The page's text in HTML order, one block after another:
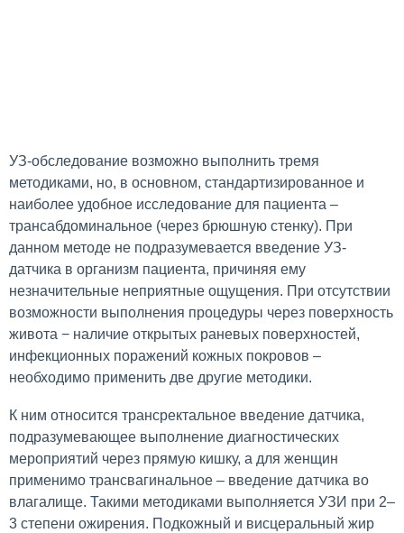
УЗ-обследование возможно выполнить тремя
методиками, но, в основном, стандартизированное и
наиболее удобное исследование для пациента –
трансабдоминальное (через брюшную стенку). При
данном методе не подразумевается введение УЗ-
датчика в организм пациента, причиняя ему
незначительные неприятные ощущения. При отсутствии
возможности выполнения процедуры через поверхность
живота − наличие открытых раневых поверхностей,
инфекционных поражений кожных покровов –
необходимо применить две другие методики.
К ним относится трансректальное введение датчика,
подразумевающее выполнение диагностических
мероприятий через прямую кишку, а для женщин
применимо трансвагинальное – введение датчика во
влагалище. Такими методиками выполняется УЗИ при 2–
3 степени ожирения. Подкожный и висцеральный жир